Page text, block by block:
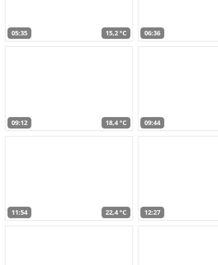
05:35 15,2 °C 06:36
09:12 18,4 °C 09:44
11:54 22,4 °C 12:27